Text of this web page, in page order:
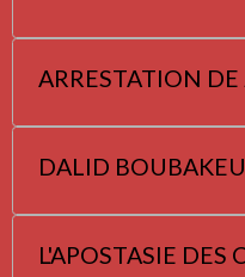
ARRESTATION DE
DALID
L'APOSTASIE DES